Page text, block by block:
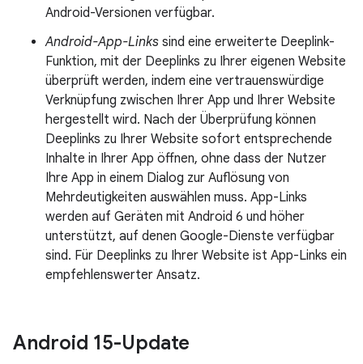
Android-Versionen verfügbar.
Android-App-Links sind eine erweiterte Deeplink-
Funktion, mit der Deeplinks zu Ihrer eigenen Website
überprüft werden, indem eine vertrauenswürdige
Verknüpfung zwischen Ihrer App und Ihrer Website
hergestellt wird. Nach der Überprüfung können
Deeplinks zu Ihrer Website sofort entsprechende
Inhalte in Ihrer App öffnen, ohne dass der Nutzer
Ihre App in einem Dialog zur Auflösung von
Mehrdeutigkeiten auswählen muss. App-Links
werden auf Geräten mit Android 6 und höher
unterstützt, auf denen Google-Dienste verfügbar
sind. Für Deeplinks zu Ihrer Website ist App-Links ein
empfehlenswerter Ansatz.
Android 15-Update